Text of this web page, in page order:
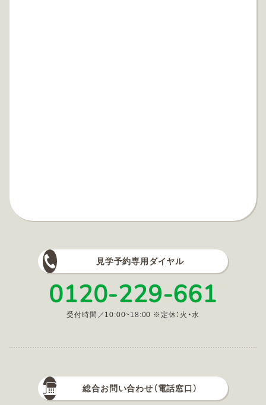
見学予約専用ダイヤル
0120-229-661
受付時間／10:00~18:00 ※定休：火・水
総合お問い合わせ（電話窓口）